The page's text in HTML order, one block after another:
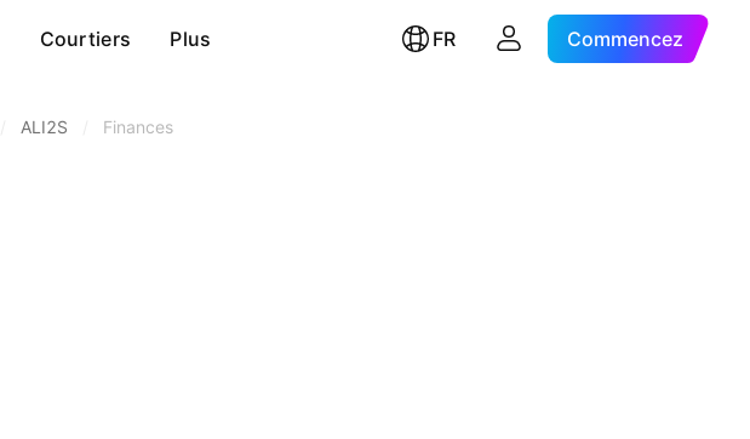
Courtiers Plus FR Commencez
ALI2S Finances